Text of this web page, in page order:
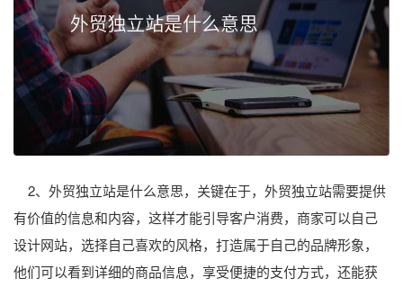
2、外贸独立站是什么意思，关键在于，外贸独立站需要提供
有价值的信息和内容，这样才能引导客户消费，商家可以自己
设计网站，选择自己喜欢的风格，打造属于自己的品牌形象，
他们可以看到详细的商品信息，享受便捷的支付方式，还能获